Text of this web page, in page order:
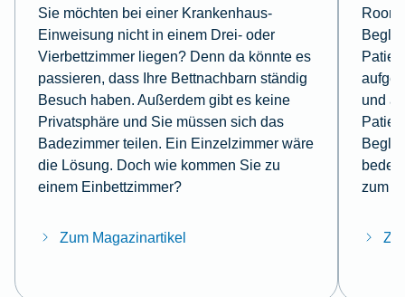
Sie möchten bei einer Krankenhaus-
Einweisung nicht in einem Drei- oder
Vierbettzimmer liegen? Denn da könnte es
passieren, dass Ihre Bettnachbarn ständig
Besuch haben. Außerdem gibt es keine
Privatsphäre und Sie müssen sich das
Badezimmer teilen. Ein Einzelzimmer wäre
die Lösung. Doch wie kommen Sie zu
einem Einbettzimmer?
Zum Magazinartikel
und
zum